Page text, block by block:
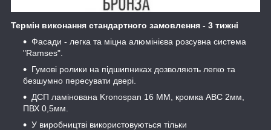
Термін виконання стандартного замовлення - 3 тижні
Фасади - легка та міцна алюмінієва розсувна система
"Ramses".
Гумові ролики на підшипниках дозволяють легко та
безшумно пересувати двері.
ДСП ламінована Kronospan 16 ММ, кромка АВС 2мм,
ПВХ 0,5мм.
У виробництві використовуються тільки